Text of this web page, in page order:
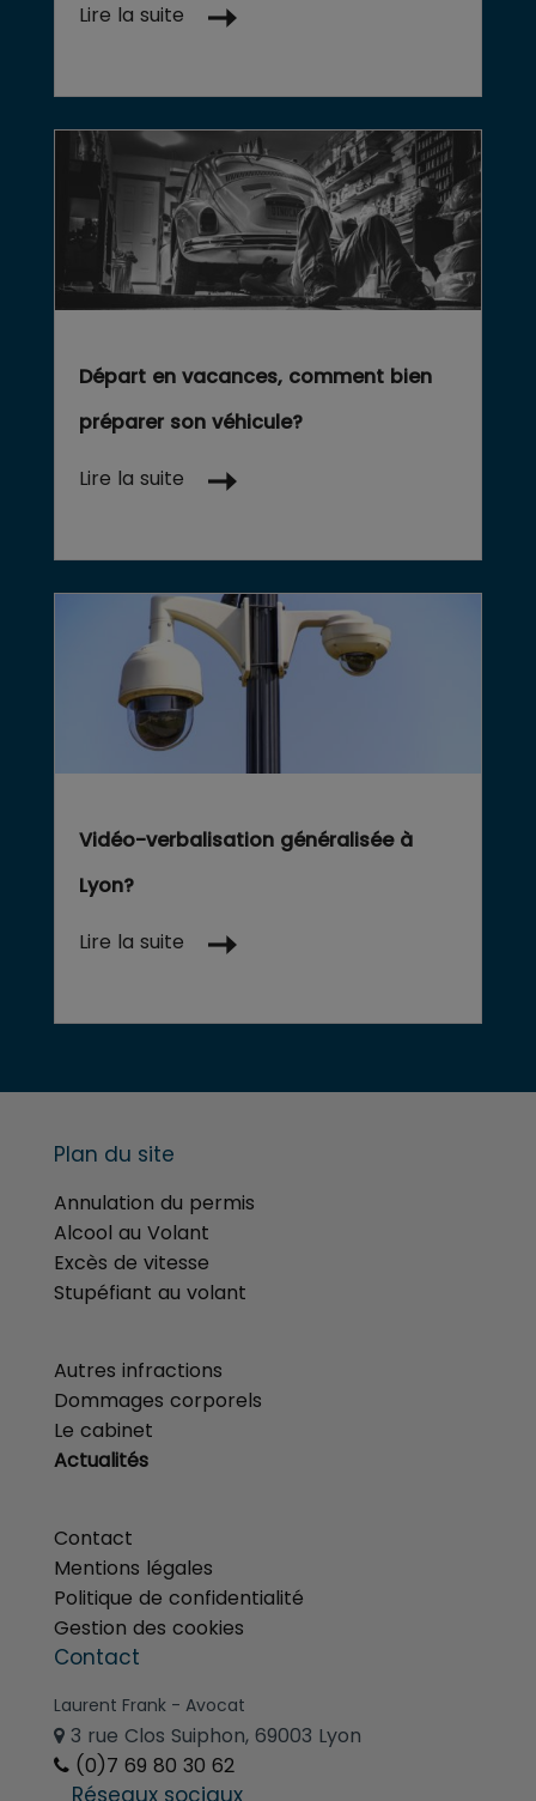
Lire la suite
Départ en vacances, comment bien
préparer son véhicule?
Lire la suite
Vidéo-verbalisation généralisée à
Lyon?
Lire la suite
Plan du site
Annulation du permis
Alcool au Volant
Excès de vitesse
Stupéfiant au volant
Autres infractions
Dommages corporels
Le cabinet
Actualités
Contact
Mentions légales
Politique de confidentialité
Gestion des cookies
Contact
Laurent Frank - Avocat
3 rue Clos Suiphon, 69003 Lyon
(0)7 69 80 30 62
Réseaux sociaux